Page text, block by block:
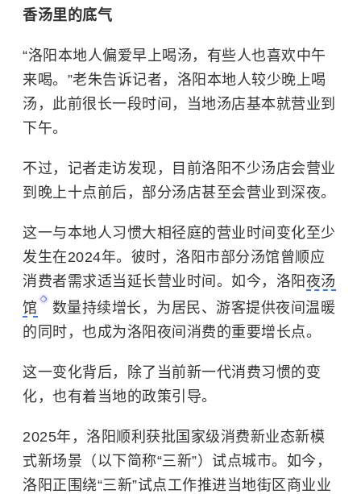
香汤里的底气
“洛阳本地人偏爱早上喝汤，有些人也喜欢中午
来喝。”老朱告诉记者，洛阳本地人较少晚上喝
汤，此前很长一段时间，当地汤店基本就营业到
下午。
不过，记者走访发现，目前洛阳不少汤店会营业
到晚上十点前后，部分汤店甚至会营业到深夜。
这一与本地人习惯大相径庭的营业时间变化至少
发生在2024年。彼时，洛阳市部分汤馆曾顺应
消费者需求适当延长营业时间。如今，洛阳 夜汤
馆
数量持续增长，为居民、游客提供夜间温暖
的同时，也成为洛阳夜间消费的重要增长点。
这一变化背后，除了当前新一代消费习惯的变
化，也有着当地的政策引导。
2025年，洛阳顺利获批国家级消费新业态新模
式新场景（以下简称“三新”）试点城市。如今，
洛阳正围绕“三新”试点工作推进当地街区商业业